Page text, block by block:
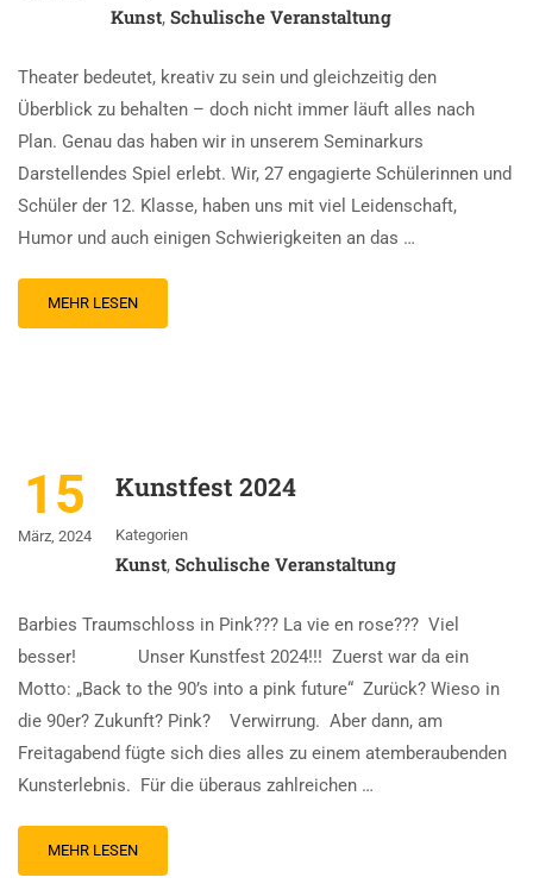
Kunst, Schulische Veranstaltung
Theater bedeutet, kreativ zu sein und gleichzeitig den
Überblick zu behalten – doch nicht immer läuft alles nach
Plan. Genau das haben wir in unserem Seminarkurs
Darstellendes Spiel erlebt. Wir, 27 engagierte Schülerinnen und
Schüler der 12. Klasse, haben uns mit viel Leidenschaft,
Humor und auch einigen Schwierigkeiten an das …
MEHR LESEN
15
März, 2024
Kunstfest 2024
Kategorien
Kunst, Schulische Veranstaltung
Barbies Traumschloss in Pink??? La vie en rose??? Viel
besser! Unser Kunstfest 2024!!! Zuerst war da ein
Motto: „Back to the 90’s into a pink future“ Zurück? Wieso in
die 90er? Zukunft? Pink? Verwirrung. Aber dann, am
Freitagabend fügte sich dies alles zu einem atemberaubenden
Kunsterlebnis. Für die überaus zahlreichen …
MEHR LESEN